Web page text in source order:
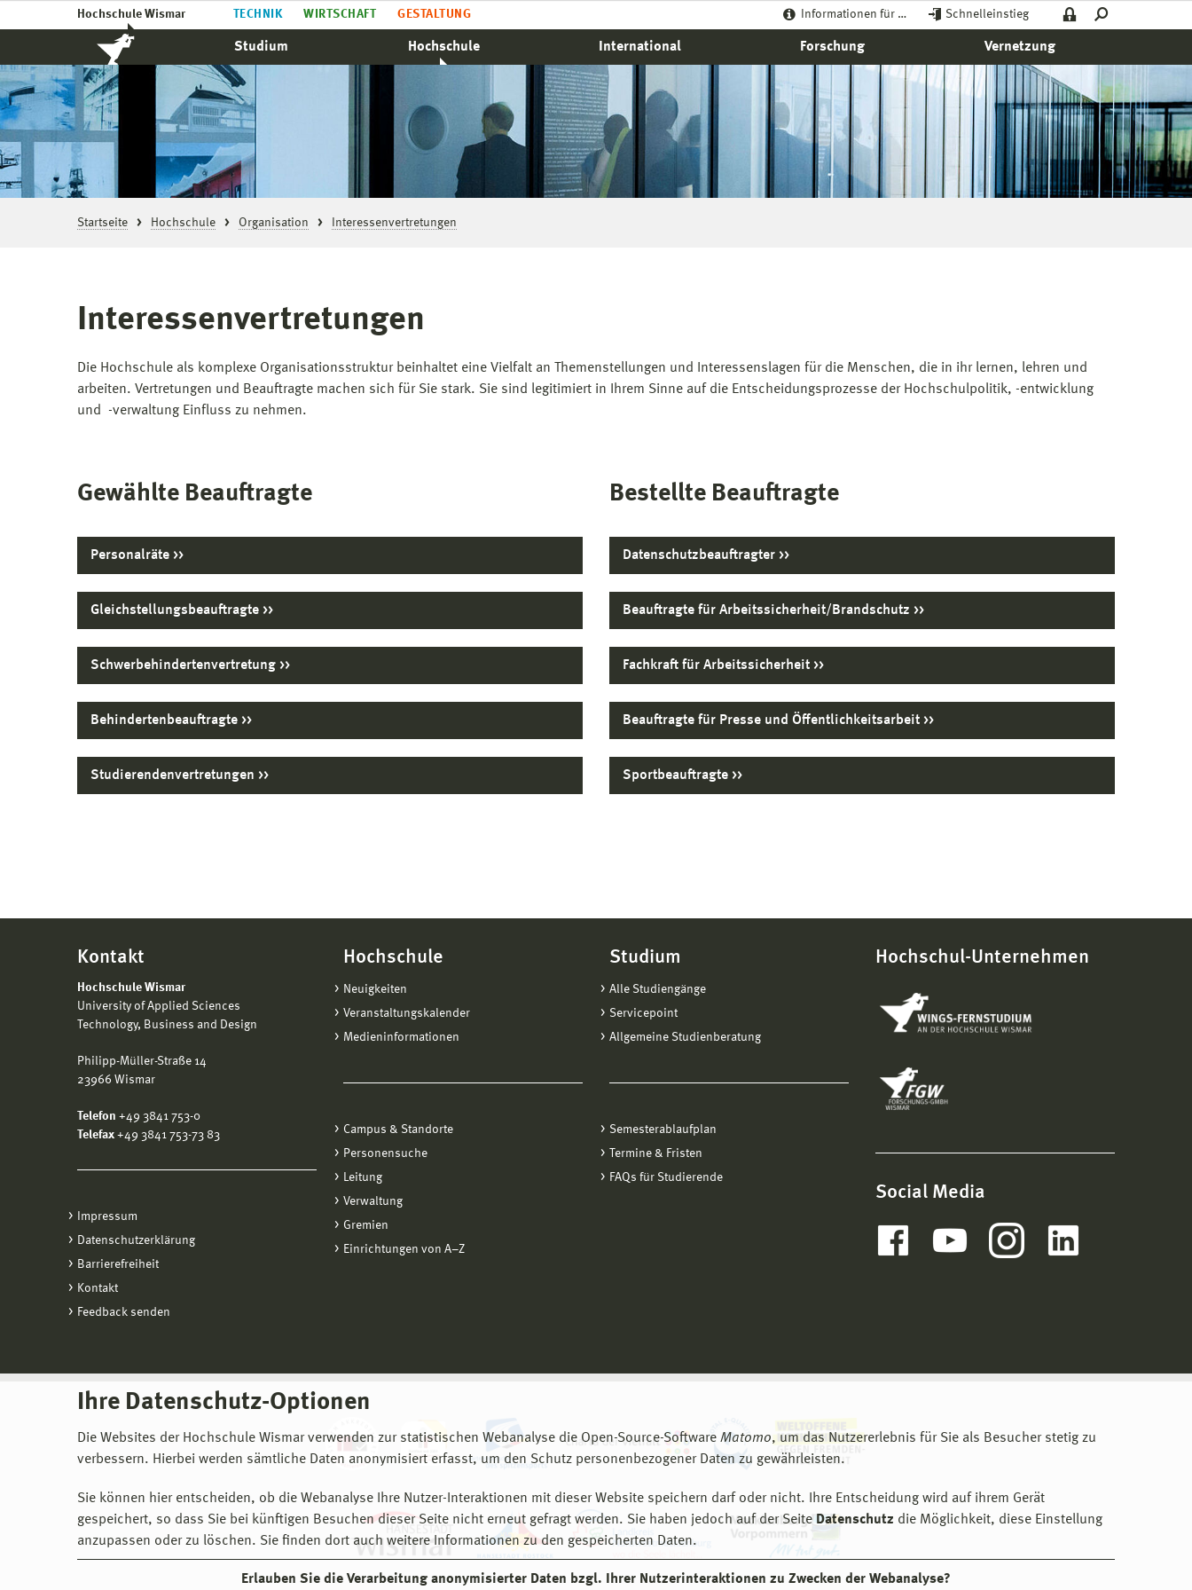
Hochschule Wismar TECHNIK WIRTSCHAFT GESTALTUNG Informationen für … Schnelleinstieg
Studium Hochschule International Forschung Vernetzung
Startseite Hochschule Organisation Interessenvertretungen
Ihre Datenschutz-Optionen
Die Websites der Hochschule Wismar verwenden zur statistischen Webanalyse die Open-Source-Software Matomo, um das Nutzererlebnis für Sie als Besucher stetig zu
verbessern. Hierbei werden sämtliche Daten anonymisiert erfasst, um den Schutz personenbezogener Daten zu gewährleisten.
Sie können hier entscheiden, ob die Webanalyse Ihre Nutzer-Interaktionen mit dieser Website speichern darf oder nicht. Ihre Entscheidung wird auf ihrem Gerät
gespeichert, so dass Sie bei künftigen Besuchen dieser Seite nicht erneut gefragt werden. Sie haben jedoch auf der Seite Datenschutz die Möglichkeit, diese Einstellung
anzupassen oder zu löschen. Sie finden dort auch weitere Informationen zu den gespeicherten Daten.
Erlauben Sie die Verarbeitung anonymisierter Daten bzgl. Ihrer Nutzerinteraktionen zu Zwecken der Webanalyse?
Interessenvertretungen
Die Hochschule als komplexe Organisationsstruktur beinhaltet eine Vielfalt an Themenstellungen und Interessenslagen für die Menschen, die in ihr lernen, lehren und
arbeiten. Vertretungen und Beauftragte machen sich für Sie stark. Sie sind legitimiert in Ihrem Sinne auf die Entscheidungsprozesse der Hochschulpolitik, -entwicklung
und -verwaltung Einfluss zu nehmen.
Gewählte Beauftragte
Personalräte
Gleichstellungsbeauftragte
Schwerbehindertenvertretung
Behindertenbeauftragte
Studierendenvertretungen
Bestellte Beauftragte
Datenschutzbeauftragter
Beauftragte für Arbeitssicherheit/Brandschutz
Fachkraft für Arbeitssicherheit
Beauftragte für Presse und Öffentlichkeitsarbeit
Sportbeauftragte
Kontakt
Hochschule Wismar
University of Applied Sciences
Technology, Business and Design
Philipp-Müller-Straße 14
23966 Wismar
Telefon +49 3841 753-0
Telefax +49 3841 753-73 83
Impressum
Datenschutzerklärung
Barrierefreiheit
Kontakt
Feedback senden
Hochschule
Neuigkeiten
Veranstaltungskalender
Medieninformationen
Campus & Standorte
Personensuche
Leitung
Verwaltung
Gremien
Einrichtungen von A−Z
Studium
Alle Studiengänge
Servicepoint
Allgemeine Studienberatung
Semesterablaufplan
Termine & Fristen
FAQs für Studierende
Hochschul-Unternehmen
Social Media